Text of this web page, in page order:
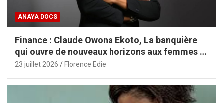
ANAYA DOCS
Finance : Claude Owona Ekoto, La banquière
qui ouvre de nouveaux horizons aux femmes et
aux PME africaines
23 juillet 2026 Florence Edie